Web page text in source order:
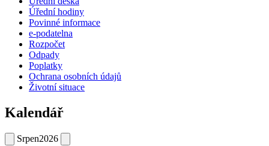
Úřední hodiny
Povinné informace
e-podatelna
Rozpočet
Odpady
Poplatky
Ochrana osobních údajů
Životní situace
Kalendář
Srpen2026